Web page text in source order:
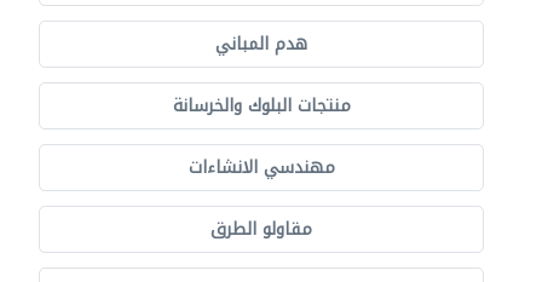
هدم المباني
منتجات البلوك والخرسانة
مهندسي الانشاءات
مقاولو الطرق